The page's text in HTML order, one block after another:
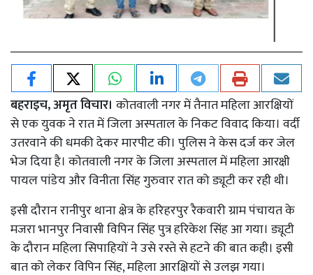
बहराइच, अमृत विचार। कोतवाली नगर में तैनात महिला आरक्षियों
से एक युवक ने रात में जिला अस्पताल के निकट विवाद किया। वर्दी
उतरवाने की धमकी देकर मारपीट की। पुलिस ने केस दर्ज कर जेल
भेज दिया है। कोतवाली नगर के जिला अस्पताल में महिला आरक्षी
पायल पांडेय और विनीता सिंह गुरुवार रात को ड्यूटी कर रही थी।
इसी दौरान रानीपुर थाना क्षेत्र के हरिहरपुर रैकवारी ग्राम पंचायत के
मजरा भानपुर निवासी विपिन सिंह पुत्र हरिकेश सिंह आ गया। ड्यूटी
के दौरान महिला सिपाहियों ने उसे रस्ते से हटने की बात कही। इसी
बात को लेकर विपिन सिंह, महिला आरक्षियों से उलझ गया।